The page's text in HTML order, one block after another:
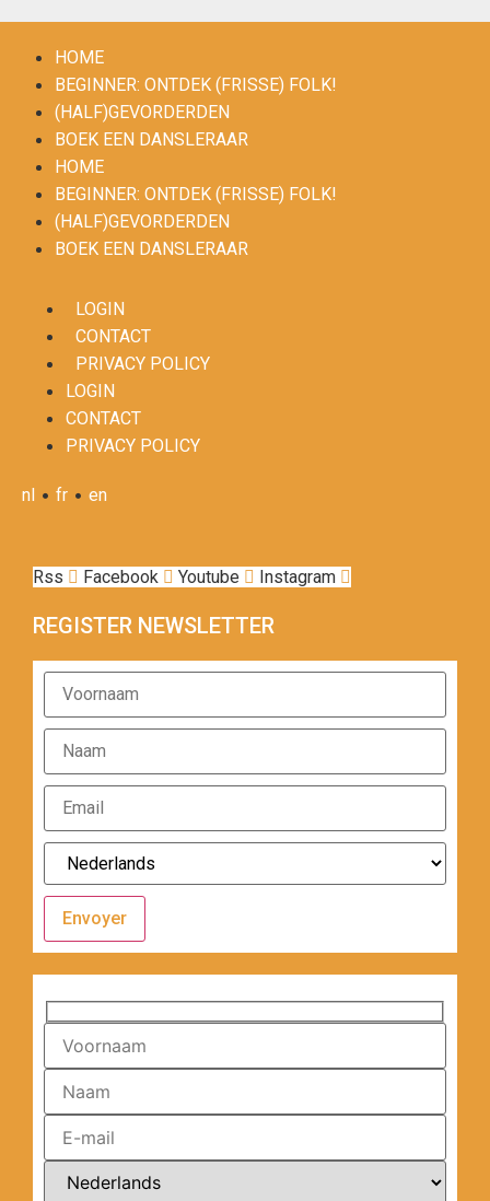
HOME
BEGINNER: ONTDEK (FRISSE) FOLK!
(HALF)GEVORDERDEN
BOEK EEN DANSLERAAR
HOME
BEGINNER: ONTDEK (FRISSE) FOLK!
(HALF)GEVORDERDEN
BOEK EEN DANSLERAAR
LOGIN
CONTACT
PRIVACY POLICY
LOGIN
CONTACT
PRIVACY POLICY
nl • fr • en
Rss Facebook Youtube Instagram
REGISTER NEWSLETTER
Envoyer